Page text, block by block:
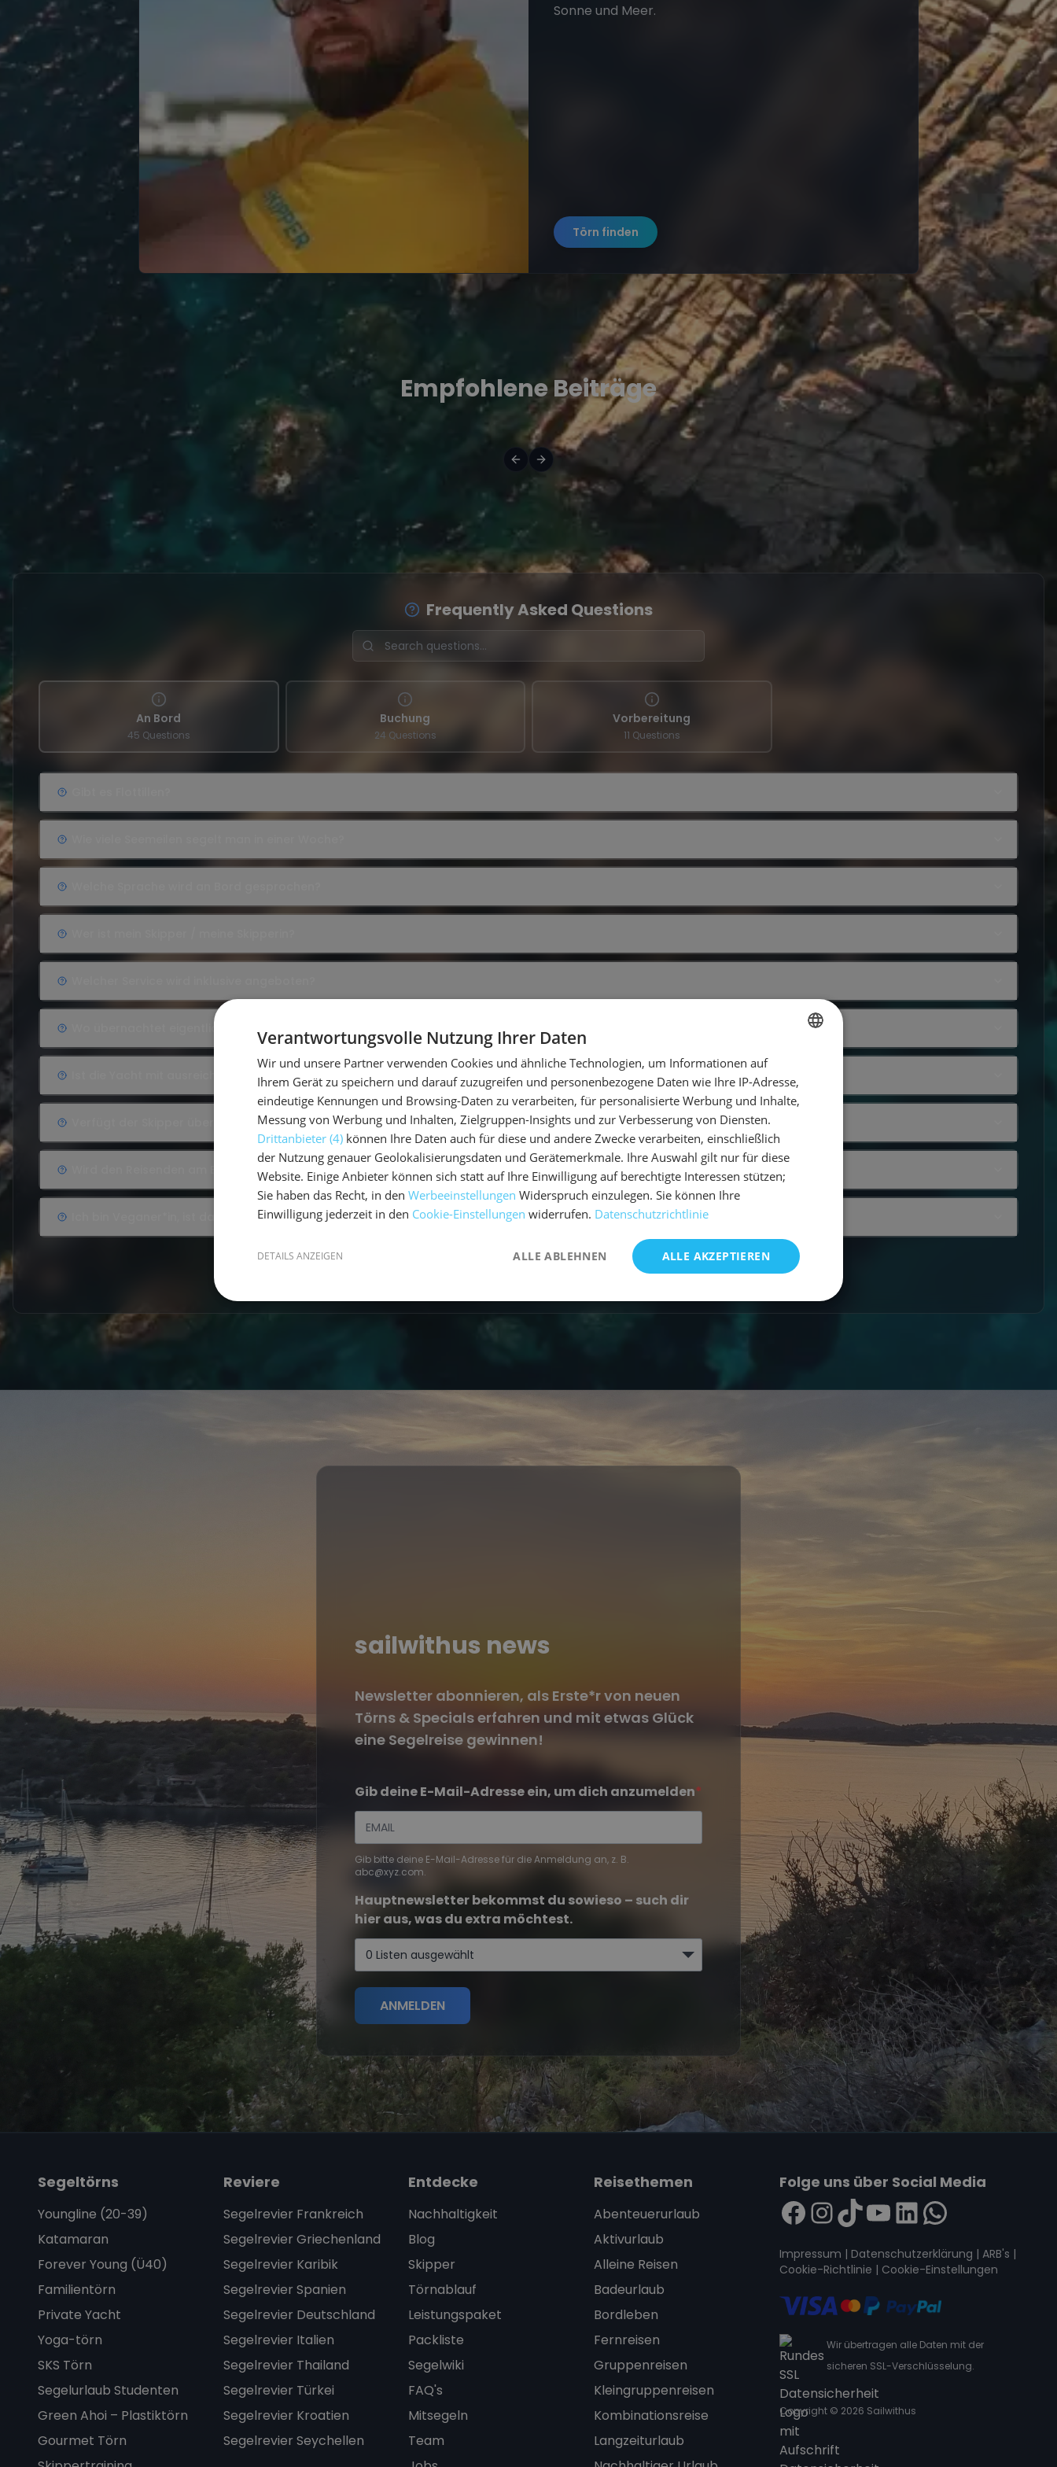
Sonne und Meer.
Törn finden
Empfohlene Beiträge
Frequently Asked Questions
An Bord
45 Questions
Buchung
24 Questions
Vorbereitung
11 Questions
Ist die Yacht mit ausreichendem Sicherheitsequipment ausgestattet?
Verfügt der Skipper über ausreichende Qualifikationen?
Wird den Reisenden am Ende eine Seemeilenbestätigung ausgegeben?
Ich bin Veganer*in, ist das ein Problem?
sailwithus news
Newsletter abonnieren, als Erste*r von neuen
Törns & Specials erfahren und mit etwas Glück
eine Segelreise gewinnen!
Gib deine E-Mail-Adresse ein, um dich anzumelden
Gib bitte deine E-Mail-Adresse für die Anmeldung an, z. B.
abc@xyz.com.
Hauptnewsletter bekommst du sowieso – such dir
hier aus, was du extra möchtest.
0 Listen ausgewählt
ANMELDEN
Segeltörns
Youngline (20-39)
Katamaran
Forever Young (Ü40)
Familientörn
Private Yacht
Yoga-törn
SKS Törn
Segelurlaub Studenten
Green Ahoi – Plastiktörn
Gourmet Törn
Reviere
Segelrevier Frankreich
Segelrevier Griechenland
Segelrevier Karibik
Segelrevier Spanien
Segelrevier Deutschland
Segelrevier Italien
Segelrevier Thailand
Segelrevier Türkei
Segelrevier Kroatien
Segelrevier Seychellen
Entdecke
Nachhaltigkeit
Blog
Skipper
Törnablauf
Leistungspaket
Packliste
Segelwiki
FAQ's
Mitsegeln
Team
Reisethemen
Abenteuerurlaub
Aktivurlaub
Alleine Reisen
Badeurlaub
Bordleben
Fernreisen
Gruppenreisen
Kleingruppenreisen
Kombinationsreise
Langzeiturlaub
Folge uns über Social Media
Impressum | Datenschutzerklärung | ARB's |
Cookie-Richtlinie | Cookie-Einstellungen
Wir übertragen alle Daten mit der
sicheren SSL-Verschlüsselung.
Copyright © 2026 Sailwithus
GERMAN
Verantwortungsvolle Nutzung Ihrer Daten
Wir und unsere Partner verwenden Cookies und ähnliche Technologien, um Informationen auf
Ihrem Gerät zu speichern und darauf zuzugreifen und personenbezogene Daten wie Ihre IP-Adresse,
eindeutige Kennungen und Browsing-Daten zu verarbeiten, für personalisierte Werbung und Inhalte,
Messung von Werbung und Inhalten, Zielgruppen-Insights und zur Verbesserung von Diensten.
Drittanbieter (4) können Ihre Daten auch für diese und andere Zwecke verarbeiten, einschließlich
der Nutzung genauer Geolokalisierungsdaten und Gerätemerkmale. Ihre Auswahl gilt nur für diese
Website. Einige Anbieter können sich statt auf Ihre Einwilligung auf berechtigte Interessen stützen;
Sie haben das Recht, in den Werbeeinstellungen Widerspruch einzulegen. Sie können Ihre
Einwilligung jederzeit in den Cookie-Einstellungen widerrufen. Datenschutzrichtlinie
ALLE AKZEPTIEREN
ALLE ABLEHNEN
DETAILS ANZEIGEN